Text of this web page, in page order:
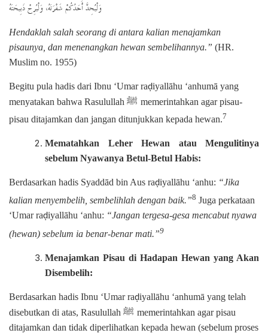
وَلْيُحِدَّ أَحَدُكُمْ شَفْرَتَهُ، وَلْيُرِحْ ذَبِيحَتَهُ
Hendaklah salah seorang di antara kalian menajamkan
pisaunya, dan menenangkan hewan sembelihannya.” (HR.
Muslim no. 1955)
Begitu pula hadis dari Ibnu ‘Umar raḍiyallāhu ‘anhumā yang
menyatakan bahwa Rasulullah
memerintahkan agar pisau-
pisau ditajamkan dan jangan ditunjukkan kepada hewan.7
Mematahkan Leher Hewan atau Mengulitinya
sebelum Nyawanya Betul-Betul Habis:
Berdasarkan hadis Syaddād bin Aus raḍiyallāhu ‘anhu: “Jika
kalian menyembelih, sembelihlah dengan baik.”8 Juga perkataan
‘Umar raḍiyallāhu ‘anhu: “Jangan tergesa-gesa mencabut nyawa
(hewan) sebelum ia benar-benar mati.”9
Menajamkan Pisau di Hadapan Hewan yang Akan
Disembelih:
Berdasarkan hadis Ibnu ‘Umar raḍiyallāhu ‘anhumā yang telah
disebutkan di atas, Rasulullah
memerintahkan agar pisau
ditajamkan dan tidak diperlihatkan kepada hewan (sebelum proses